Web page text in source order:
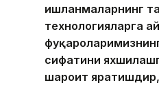
ишланмаларнинг
технологияларга
фуқароларимизнинг
сифатини
шароит